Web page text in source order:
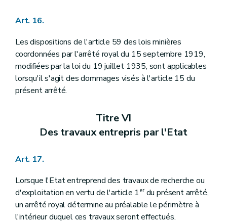
Art. 16.
Les dispositions de l'article 59 des lois minières
coordonnées par l'arrêté royal du 15 septembre 1919,
modifiées par la loi du 19 juillet 1935, sont applicables
lorsqu'il s'agit des dommages visés à l'article 15 du
présent arrêté.
Titre VI
Des travaux entrepris par l'Etat
Art. 17.
Lorsque l'Etat entreprend des travaux de recherche ou
d'exploitation en vertu de l'article 1erdu présent arrêté,
un arrêté royal détermine au préalable le périmètre à
l'intérieur duquel ces travaux seront effectués.